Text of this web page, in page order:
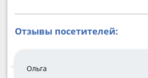
Отзывы посетителей:
Ольга